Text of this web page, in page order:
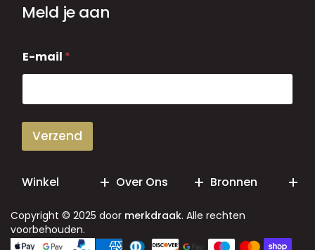
Meld je aan
-
m
i
E-mail *
Verzend
Winkel Over Ons Bronnen
Copyright © 2025 door merkdraak. Alle rechten
voorbehouden.